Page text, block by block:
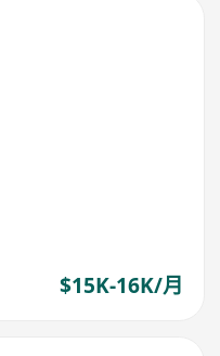
$15K-16K/月